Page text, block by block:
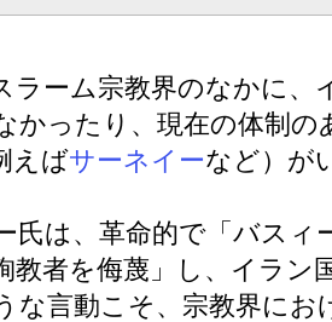
ラーム宗教界のなかに、
かったり、現在の体制
えばサーネイーなど）が
は、革命的で「バスィ
教者を侮蔑」し、イラン
な言動こそ、宗教界にお